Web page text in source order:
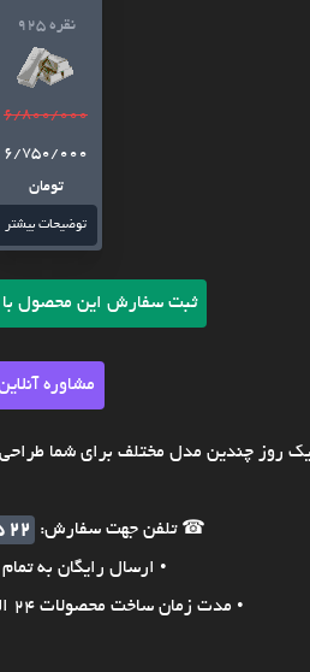
نقره 925
6/800/000
6/750/000
تومان
توضیحات بیشتر
ثبت سفارش این محصول با
مشاوره
روز چندین مدل مختلف برای شما طراحی
☎ تلفن جهت سفارش:
22
• ارسال رایگان به
• مدت زمان ساخت محصولات 24 الی 72 ساعت می‌باشد.